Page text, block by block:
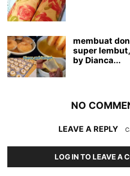
membuat
super
by Dianca...
NO
LEAVE A REPLY
LOG IN TO LEAVE A